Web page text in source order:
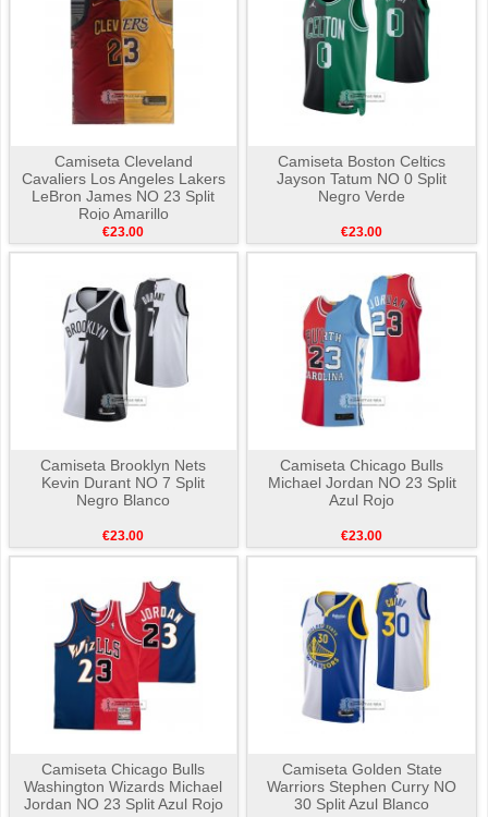
Camiseta Cleveland
Cavaliers Los Angeles Lakers
LeBron James NO 23 Split
Rojo Amarillo
€23.00
Camiseta Boston Celtics
Jayson Tatum NO 0 Split
Negro Verde
€23.00
Camiseta Brooklyn Nets
Kevin Durant NO 7 Split
Negro Blanco
€23.00
Camiseta Chicago Bulls
Michael Jordan NO 23 Split
Azul Rojo
€23.00
Camiseta Chicago Bulls
Washington Wizards Michael
Jordan NO 23 Split Azul Rojo
Camiseta Golden State
Warriors Stephen Curry NO
30 Split Azul Blanco